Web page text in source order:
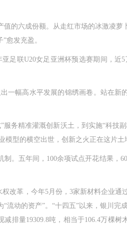
的六成份额。从走红市场的冰激凌萝
愈发充盈。
联U20女足亚洲杯预选赛期间，近
幅高水平发展的锦绣画卷。站在新
精准灌溉创新沃土，到实施“科技
型的横空出世，创新之火正在这片土
。五年间，100余项试点开花结果，
革，今年5月份，3家新材料企业通
动的资产”。“十四五”以来，银川完
排量19309.8吨，相当于106.4万棵树